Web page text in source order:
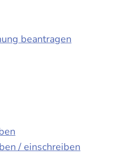
beantragen
/ einschreiben